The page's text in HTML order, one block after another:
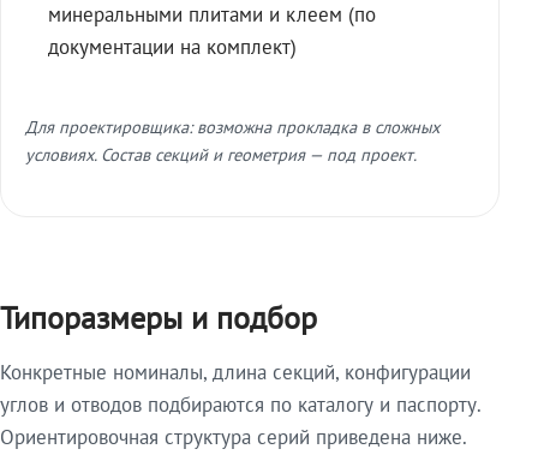
минеральными плитами и клеем (по
документации на комплект)
Для проектировщика: возможна прокладка в сложных
условиях. Состав секций и геометрия — под проект.
Типоразмеры и подбор
Конкретные номиналы, длина секций, конфигурации
углов и отводов подбираются по каталогу и паспорту.
Ориентировочная структура серий приведена ниже.